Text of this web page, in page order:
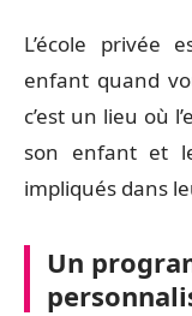
L’école privée
enfant quand
c’est un lieu où
son enfant et
impliqués dans
Un